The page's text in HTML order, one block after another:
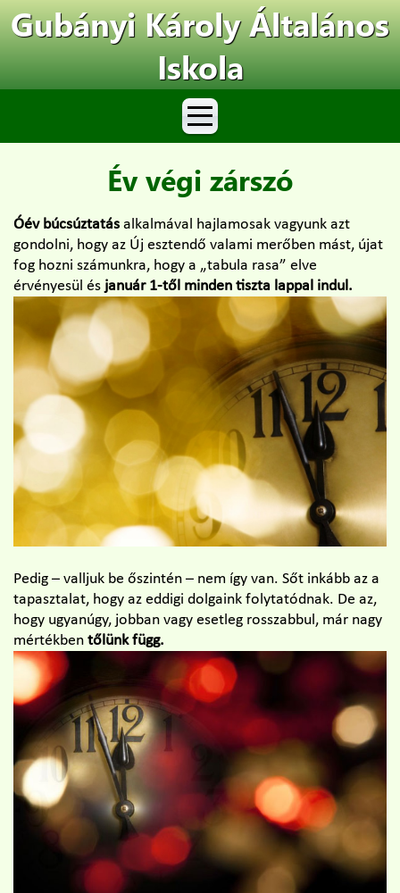
Gubányi Károly Általános
Iskola
Év végi zárszó
Óév búcsúztatás alkalmával hajlamosak vagyunk azt
gondolni, hogy az Új esztendő valami merőben mást, újat
fog hozni számunkra, hogy a „tabula rasa” elve
érvényesül és január 1-től minden tiszta lappal indul.
Pedig – valljuk be őszintén – nem így van. Sőt inkább az a
tapasztalat, hogy az eddigi dolgaink folytatódnak. De az,
hogy ugyanúgy, jobban vagy esetleg rosszabbul, már nagy
mértékben tőlünk függ.